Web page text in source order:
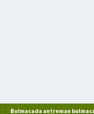
Bulmacada antreman